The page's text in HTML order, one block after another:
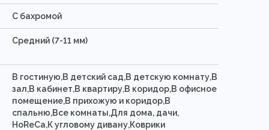
C бахромой
Средний (7-11 мм)
В гостиную,В детский сад,В детскую комнату,В
зал,В кабинет,В квартиру,В коридор,В офисное
помещение,В прихожую и коридор,В
спальню,Все комнаты,Для дома, дачи,
HoReCa,К угловому дивану,Коврики